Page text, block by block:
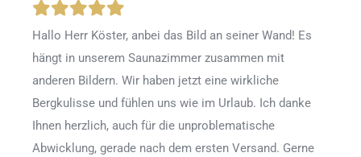
Hallo Herr Köster, anbei das Bild an seiner Wand! Es
hängt in unserem Saunazimmer zusammen mit
anderen Bildern. Wir haben jetzt eine wirkliche
Bergkulisse und fühlen uns wie im Urlaub. Ich danke
Ihnen herzlich, auch für die unproblematische
Abwicklung, gerade nach dem ersten Versand. Gerne